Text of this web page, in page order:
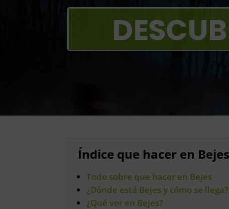
Índice que hacer en Bejes
Todo sobre que hacer en Bejes
¿Dónde está Bejes y cómo se llega?
¿Qué ver en Bejes?